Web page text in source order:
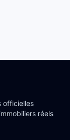
officielles
réels